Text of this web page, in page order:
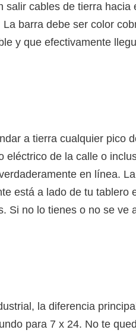
cables de tierra hacia
barra debe ser color
y que efectivamente
a tierra cualquier pico
eléctrico de la calle o
en línea. La
está a lado de tu tablero
Si no lo tienes o no se ve
la diferencia
para 7 x 24. No te